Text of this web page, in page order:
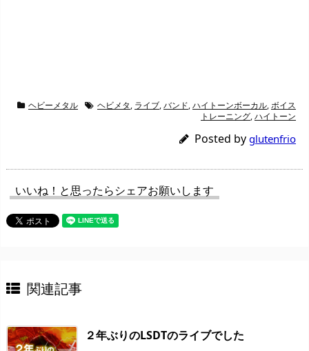
ヘビーメタル ヘビメタ, ライブ,バンド,ハイトーンボーカル,ボイス
トレーニング,ハイトーン
Posted by glutenfrio
いいね！と思ったらシェアお願いします
関連記事
２年ぶりのLSDTのライブでした